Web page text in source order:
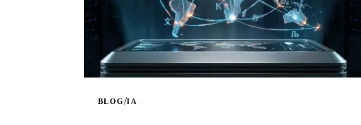
BLOG/IA